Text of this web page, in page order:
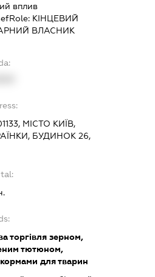
вплив
КІНЦЕВИЙ
ВЛАСНИК
МІСТО КИЇВ,
БУДИНОК 26,
торгівля зерном,
тютюном,
кормами для тварин